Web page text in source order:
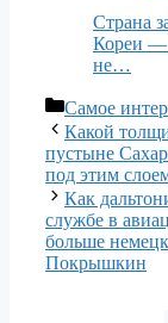
Страна
Кореи —
не…
Рубрики
Самое
Какой
пустыне
под этим
Как
службе в
больше
Покрышкин